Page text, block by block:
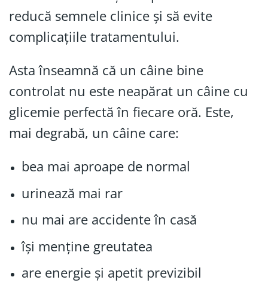
reducă semnele clinice și să evite
complicațiile tratamentului.
Asta înseamnă că un câine bine
controlat nu este neapărat un câine cu
glicemie perfectă în fiecare oră. Este,
mai degrabă, un câine care:
bea mai aproape de normal
urinează mai rar
nu mai are accidente în casă
își menține greutatea
are energie și apetit previzibil